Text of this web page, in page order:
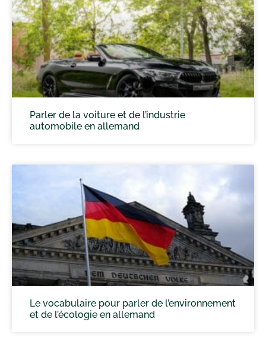
Parler de la voiture et de l’industrie
automobile en allemand
Le vocabulaire pour parler de l’environnement
et de l’écologie en allemand